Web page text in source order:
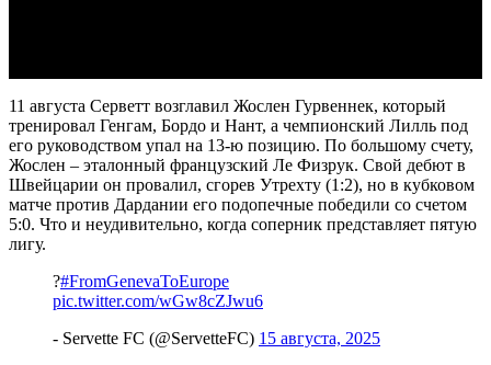
11 августа Серветт возглавил Жослен Гурвеннек, который
тренировал Генгам, Бордо и Нант, а чемпионский Лилль под
его руководством упал на 13-ю позицию. По большому счету,
Жослен – эталонный французский Ле Физрук. Свой дебют в
Швейцарии он провалил, сгорев Утрехту (1:2), но в кубковом
матче против Дардании его подопечные победили со счетом
5:0. Что и неудивительно, когда соперник представляет пятую
лигу.
?#FromGenevaToEurope
pic.twitter.com/wGw8cZJwu6
- Servette FC (@ServetteFC) 15 августа, 2025